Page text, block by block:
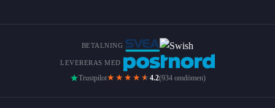
BETALNING
LEVERERAS MED
Trustpilot★★★★ ★ 4.2(934 omdömen)